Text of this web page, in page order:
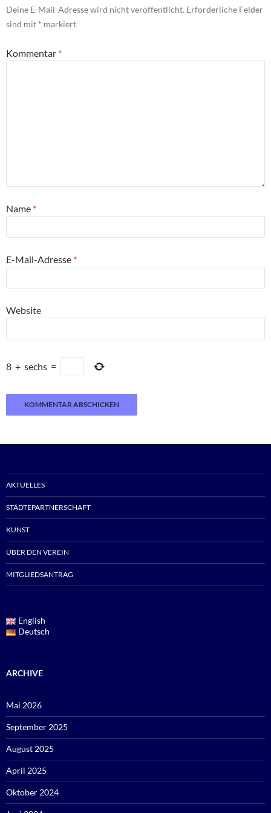
Deine E-Mail-Adresse wird nicht veröffentlicht. Erforderliche Felder
sind mit * markiert
Kommentar *
Name *
E-Mail-Adresse *
Website
8 + sechs =
AKTUELLES
STÄDTEPARTNERSCHAFT
KUNST
ÜBER DEN VEREIN
MITGLIEDSANTRAG
English
Deutsch
ARCHIVE
Mai 2026
September 2025
August 2025
April 2025
Oktober 2024